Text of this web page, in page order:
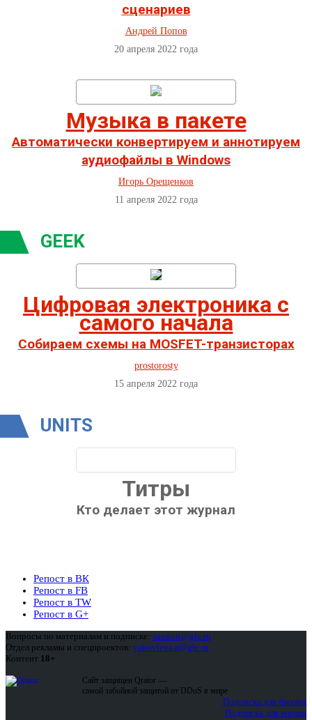
сценариев
Андрей Попов
20 апреля 2022 года
Музыка в пакете
Автоматически конвертируем и аннотируем
аудиофайлы в Windows
Игорь Орещенков
11 апреля 2022 года
GEEK
Цифровая электроника с
самого начала
Собираем схемы на MOSFET-транзисторах
prostorosty
15 апреля 2022 года
UNITS
Титры
Кто делает этот журнал
Репост в ВК
Репост в FB
Репост в TW
Репост в G+
Вопросы по материалам и подписке: support@glc.ru
Отдел рекламы и спецпроектов: yakovleva.a@glc.ru
Контент 18+
Сайт защищен Qrator —
самой забойной защитой от DDoS в мире
Подписка для физлиц
Подписка для юрлиц